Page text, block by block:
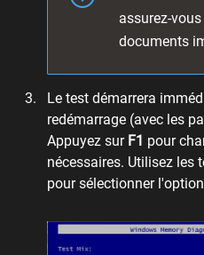
assurez-
documents
Le test démarrera
redémarrage (avec les
Appuyez sur F1 pour
nécessaires. Utilisez les
pour sélectionner